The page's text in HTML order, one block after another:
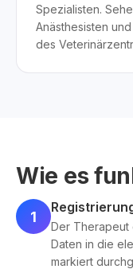
Spezialisten.
Anästhesisten
des
Wie es
1
Der Therapeut
Daten in die
markiert